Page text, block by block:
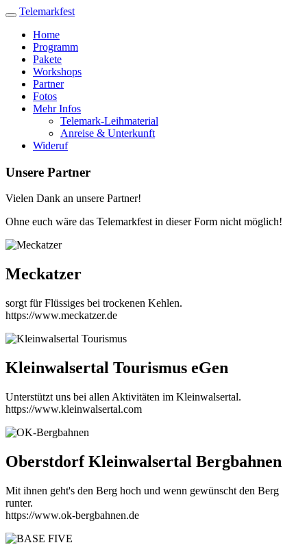
Toggle
navigation
Telemarkfest
Home
Programm
Pakete
Workshops
Partner
Fotos
Mehr Infos
Telemark-Leihmaterial
Anreise & Unterkunft
Wideruf
Unsere Partner
Vielen Dank an unsere Partner!
Ohne euch wäre das Telemarkfest in dieser Form nicht möglich!
Meckatzer
sorgt für Flüssiges bei trockenen Kehlen.
https://www.meckatzer.de
Kleinwalsertal Tourismus eGen
Unterstützt uns bei allen Aktivitäten im Kleinwalsertal.
https://www.kleinwalsertal.com
Oberstdorf Kleinwalsertal Bergbahnen
Mit ihnen geht's den Berg hoch und wenn gewünscht den Berg
runter.
https://www.ok-bergbahnen.de